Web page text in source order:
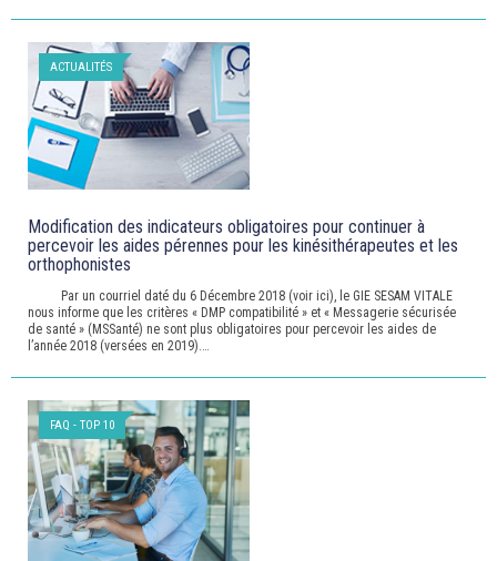
ACTUALITÉS
Modification des indicateurs obligatoires pour continuer à
percevoir les aides pérennes pour les kinésithérapeutes et les
orthophonistes
Par un courriel daté du 6 Décembre 2018 (voir ici), le GIE SESAM VITALE
nous informe que les critères « DMP compatibilité » et « Messagerie sécurisée
de santé » (MSSanté) ne sont plus obligatoires pour percevoir les aides de
l’année 2018 (versées en 2019).…
FAQ - TOP 10